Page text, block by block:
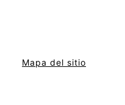
Mapa del sitio